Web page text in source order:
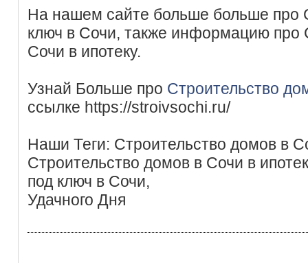
На нашем сайте больше больше про
ключ в Сочи, также информацию про
Сочи в ипотеку.
Узнай Больше про Строительство
ссылке https://stroivsochi.ru/
Наши Теги: Строительство домов в
Строительство домов в Сочи в
под ключ в Сочи,
Удачного Дня